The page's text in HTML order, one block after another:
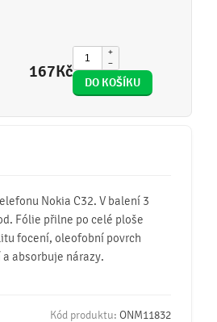
167Kč
+
−
Nokia C32. V balení 3
Fólie přilne po celé ploše
focení, oleofobní povrch
absorbuje nárazy.
Kód produktu: ONM11832